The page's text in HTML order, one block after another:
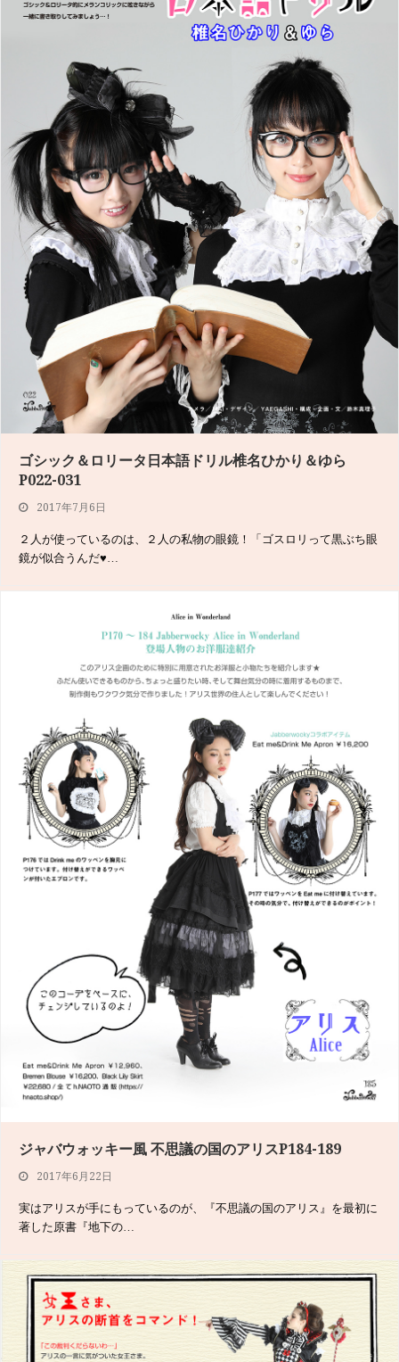
ゴシック＆ロリータ日本語ドリル椎名ひかり＆ゆら
P022-031
2017年7月6日
２人が使っているのは、２人の私物の眼鏡！「ゴスロリって黒ぶち眼
鏡が似合うんだ♥︎…
ジャバウォッキー風 不思議の国のアリスP184-189
2017年6月22日
実はアリスが手にもっているのが、『不思議の国のアリス』を最初に
著した原書『地下の…